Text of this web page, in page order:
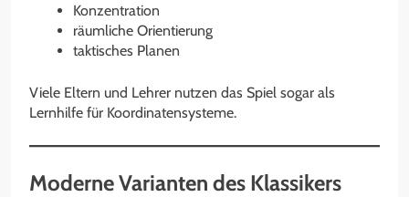
Konzentration
räumliche Orientierung
taktisches Planen
Viele Eltern und Lehrer nutzen das Spiel sogar als
Lernhilfe für Koordinatensysteme.
Moderne Varianten des Klassikers